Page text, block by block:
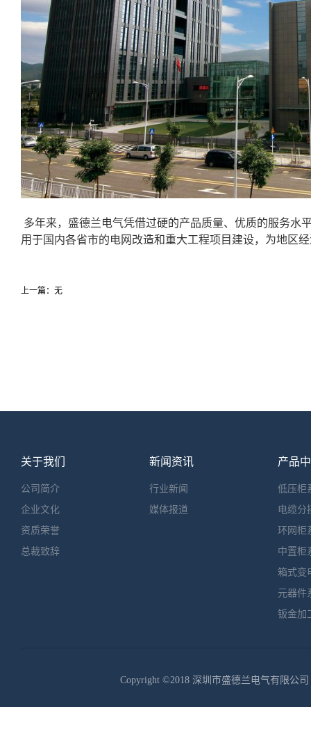
多年来，盛德兰电气凭借过硬的产品质量、优质的服务水
用于国内各省市的电网改造和重大工程项目建设，为地区
上一篇：无
关于我们
公司简介
企业文化
资质荣誉
总裁致辞
新闻资讯
行业新闻
媒体报道
产品
低压柜
电缆分
环网柜
中置柜
箱式变
元器件
钣金加
Copyright ©2018 深圳市盛德兰电气有限公司